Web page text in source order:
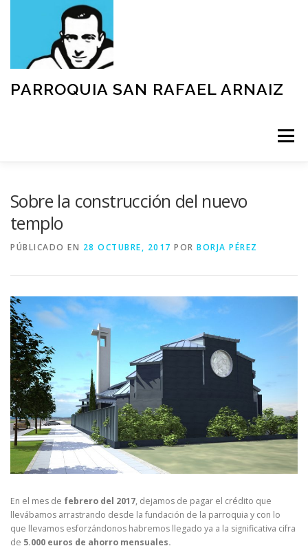
PARROQUIA SAN RAFAEL ARNAIZ
Menú
Sobre la construcción del nuevo
templo
PÚBLICADO EN 28 OCTUBRE, 2017 POR BORJA PÉREZ
En el mes de febrero del 2017, dejamos de pagar el crédito que
llevábamos arrastrando desde la fundación de la parroquia y con lo
que llevamos esforzándonos habremos llegado ya a la significativa cifra
de 5.000 euros de ahorro mensuales.